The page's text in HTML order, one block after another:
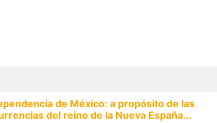
de México: a propósito de las
del reino de la Nueva España...